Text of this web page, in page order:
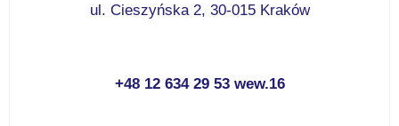
ul. Cieszyńska 2, 30-015 Kraków
+48 12 634 29 53 wew.16